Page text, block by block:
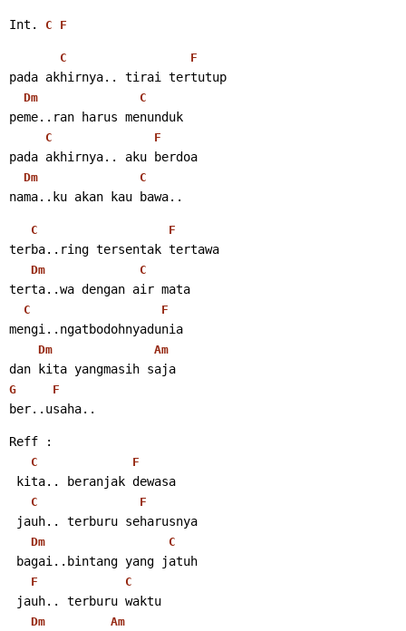
Int. C F
C F
pada akhirnya.. tirai tertutup
Dm C
peme..ran harus menunduk
C F
pada akhirnya.. aku berdoa
Dm C
nama..ku akan kau bawa..
C F
terba..ring tersentak tertawa
Dm C
terta..wa dengan air mata
C F
mengi..ngatbodohnyadunia
Dm Am
dan kita yangmasih saja
G F
ber..usaha..
Reff :
C F
kita.. beranjak dewasa
C F
jauh.. terburu seharusnya
Dm C
bagai..bintang yang jatuh
F C
jauh.. terburu waktu
Dm Am